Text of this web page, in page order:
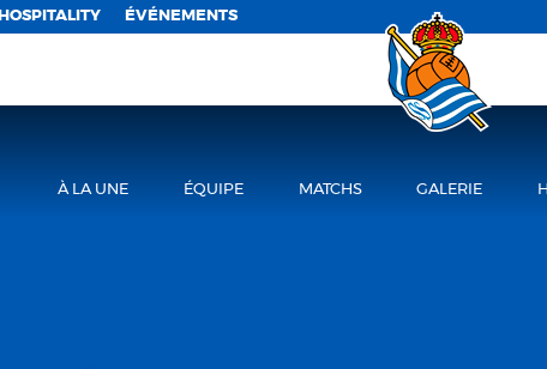
HOSPITALITY ÉVÉNEMENTS
À LA UNE ÉQUIPE MATCHS GALERIE